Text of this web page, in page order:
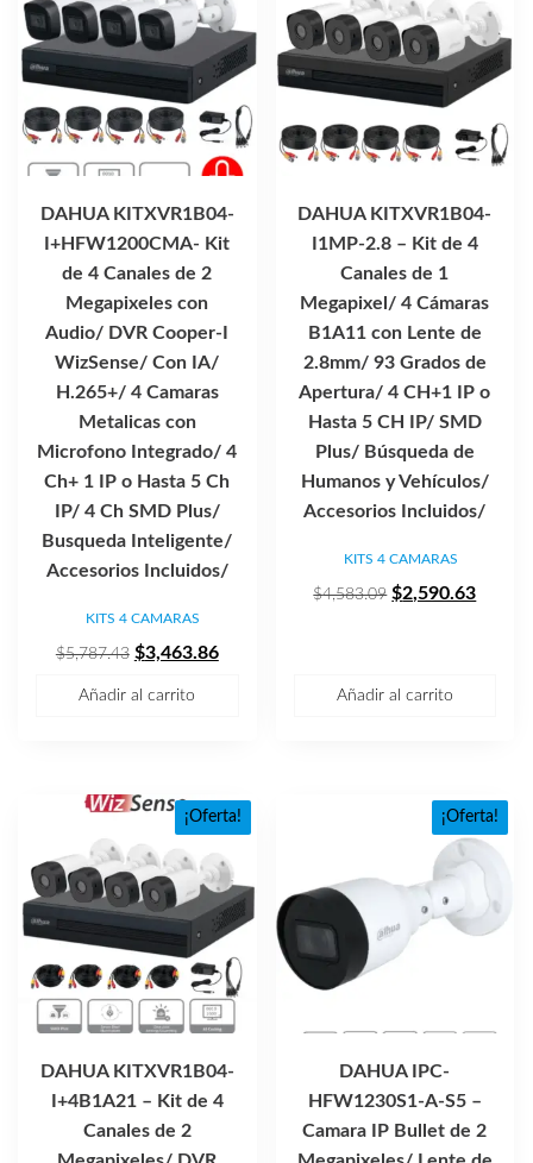
DAHUA KITXVR1B04-
I+HFW1200CMA- Kit
de 4 Canales de 2
Megapixeles con
Audio/ DVR Cooper-I
WizSense/ Con IA/
H.265+/ 4 Camaras
Metalicas con
Microfono Integrado/ 4
Ch+ 1 IP o Hasta 5 Ch
IP/ 4 Ch SMD Plus/
Busqueda Inteligente/
Accesorios Incluidos/
KITS 4 CAMARAS
$5,787.43 El
$3,463.86El
Añadir al carrito
DAHUA KITXVR1B04-
I1MP-2.8 – Kit de 4
Canales de 1
Megapixel/ 4 Cámaras
B1A11 con Lente de
2.8mm/ 93 Grados de
Apertura/ 4 CH+1 IP o
Hasta 5 CH IP/ SMD
Plus/ Búsqueda de
Humanos y Vehículos/
Accesorios Incluidos/
KITS 4 CAMARAS
$4,583.09 El
$2,590.63El
Añadir al carrito
¡Oferta!
DAHUA KITXVR1B04-
I+4B1A21 – Kit de 4
Canales de 2
¡Oferta!
DAHUA IPC-
HFW1230S1-A-S5 –
Camara IP Bullet de 2